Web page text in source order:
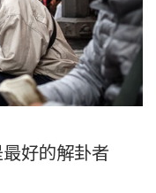
好的解卦者